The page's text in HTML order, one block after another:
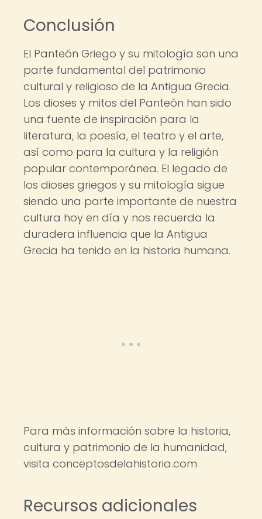
Conclusión
El Panteón Griego y su mitología son una
parte fundamental del patrimonio
cultural y religioso de la Antigua Grecia.
Los dioses y mitos del Panteón han sido
una fuente de inspiración para la
literatura, la poesía, el teatro y el arte,
así como para la cultura y la religión
popular contemporánea. El legado de
los dioses griegos y su mitología sigue
siendo una parte importante de nuestra
cultura hoy en día y nos recuerda la
duradera influencia que la Antigua
Grecia ha tenido en la historia humana.
Para más información sobre la historia,
cultura y patrimonio de la humanidad,
visita conceptosdelahistoria.com
Recursos adicionales